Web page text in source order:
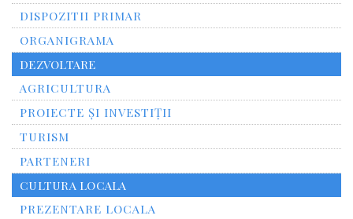
DISPOZITII PRIMAR
ORGANIGRAMA
DEZVOLTARE
AGRICULTURA
PROIECTE ȘI INVESTIȚII
TURISM
PARTENERI
CULTURA LOCALA
PREZENTARE LOCALA